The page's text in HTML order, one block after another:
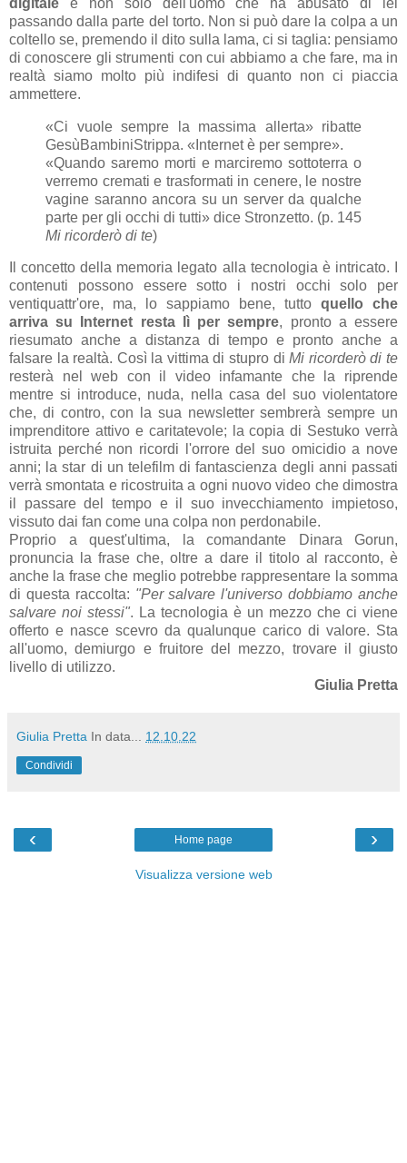
passando dalla parte del torto. Non si può dare la colpa a un
coltello se, premendo il dito sulla lama, ci si taglia: pensiamo
di conoscere gli strumenti con cui abbiamo a che fare, ma in
realtà siamo molto più indifesi di quanto non ci piaccia
ammettere.
«Ci vuole sempre la massima allerta» ribatte
GesùBambiniStrippa. «Internet è per sempre».
«Quando saremo morti e marciremo sottoterra o
verremo cremati e trasformati in cenere, le nostre
vagine saranno ancora su un server da qualche
parte per gli occhi di tutti» dice Stronzetto. (p. 145
Mi ricorderò di te)
Il concetto della memoria legato alla tecnologia è intricato. I
contenuti possono essere sotto i nostri occhi solo per
ventiquattr'ore, ma, lo sappiamo bene, tutto quello che
arriva su Internet resta lì per sempre, pronto a essere
riesumato anche a distanza di tempo e pronto anche a
falsare la realtà. Così la vittima di stupro diMi ricorderò di te
resterà nel web con il video infamante che la riprende
mentre si introduce, nuda, nella casa del suo violentatore
che, di contro, con la sua newsletter sembrerà sempre un
imprenditore attivo e caritatevole; la copia di Sestuko verrà
istruita perché non ricordi l'orrore del suo omicidio a nove
anni; la star di un telefilm di fantascienza degli anni passati
verrà smontata e ricostruita a ogni nuovo video che dimostra
il passare del tempo e il suo invecchiamento impietoso,
vissuto dai fan come una colpa non perdonabile.
Proprio a quest'ultima, la comandante Dinara Gorun,
pronuncia la frase che, oltre a dare il titolo al racconto, è
anche la frase che meglio potrebbe rappresentare la somma
di questa raccolta: "Per salvare l'universo dobbiamo anche
salvare noi stessi". La tecnologia è un mezzo che ci viene
offerto e nasce scevro da qualunque carico di valore. Sta
all'uomo, demiurgo e fruitore del mezzo, trovare il giusto
livello di utilizzo.
Giulia Pretta
Giulia Pretta In data... 12.10.22
Condividi
‹ ›
Home page
Visualizza versione web